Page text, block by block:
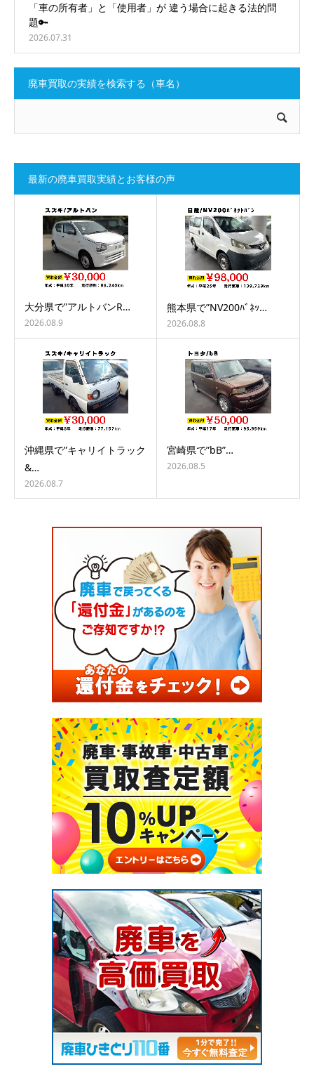
「車の所有者」と「使用者」が 違う場合に起きる法的問
題🔑
2026.07.31
廃車買取の実績を検索する（車名）
最新の廃車買取実績とお客様の声
大分県で”アルトバンR…
2026.08.9
熊本県で”NV200ﾊﾞﾈｯ…
2026.08.8
沖縄県で”キャリイトラック
&…
2026.08.7
宮崎県で”bB”…
2026.08.5